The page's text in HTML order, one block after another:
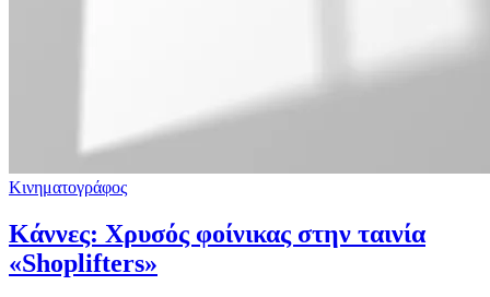
Κινηματογράφος
Κάννες: Χρυσός φοίνικας στην ταινία
«Shoplifters»